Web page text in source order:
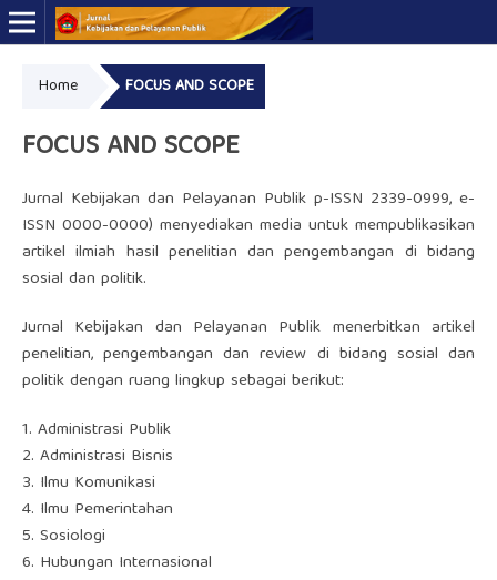
Home FOCUS AND SCOPE
FOCUS AND SCOPE
Jurnal Kebijakan dan Pelayanan Publik p-ISSN 2339-0999, e-
ISSN 0000-0000) menyediakan media untuk mempublikasikan
artikel ilmiah hasil penelitian dan pengembangan di bidang
sosial dan politik.
Jurnal Kebijakan dan Pelayanan Publik menerbitkan artikel
penelitian, pengembangan dan review di bidang sosial dan
politik dengan ruang lingkup sebagai berikut:
1. Administrasi Publik
2. Administrasi Bisnis
3. Ilmu Komunikasi
4. Ilmu Pemerintahan
5. Sosiologi
6. Hubungan Internasional